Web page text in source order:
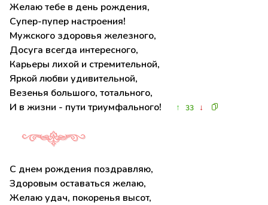
Желаю тебе в день рождения,
Супер-пупер настроения!
Мужского здоровья железного,
Досуга всегда интересного,
Карьеры лихой и стремительной,
Яркой любви удивительной,
Везенья большого, тотального,
И в жизни - пути триумфального!
↑ 33 ↓
С днем рождения поздравляю,
Здоровым оставаться желаю,
Желаю удач, покоренья высот,